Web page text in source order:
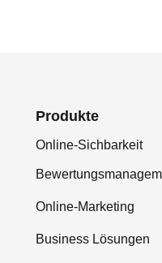
Produkte
Online-Sichbarkeit
Online-Marketing
Business Lösungen